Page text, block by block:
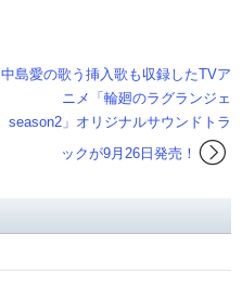
中島愛の歌う挿入歌も収録したTVア
ニメ「輪廻のラグランジェ
season2」オリジナルサウンドトラ
ックが9月26日発売！